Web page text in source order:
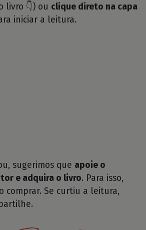
livro 👇) ou clique direto na capa
iniciar a leitura.
sugerimos que apoie o
e adquira o livro. Para isso,
comprar. Se curtiu a leitura,